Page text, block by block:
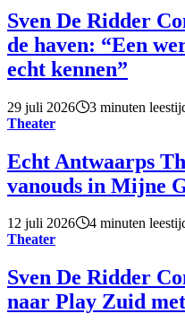
Sven De Ridder
de haven: “Een
echt kennen”
29 juli 2026
3 minuten
Theater
Echt Antwaarps
vanouds in Mijne
12 juli 2026
4 minuten
Theater
Sven De Ridder
naar Play Zuid